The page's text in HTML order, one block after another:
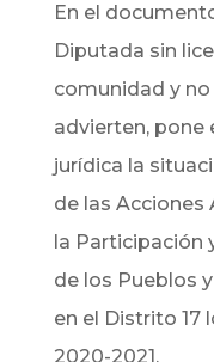
En el
Diputada sin
comunidad y
advierten, pone
jurídica la
de las
la Participación
de los Pueblos
en el Distrito 17
2020-2021.